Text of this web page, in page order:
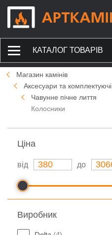
КАТАЛОГ ТОВАРІВ
Магазин камінів
Аксесуари та комплектуючі
Чавунне пічне лиття
Колосники
Ціна
від до
Виробник